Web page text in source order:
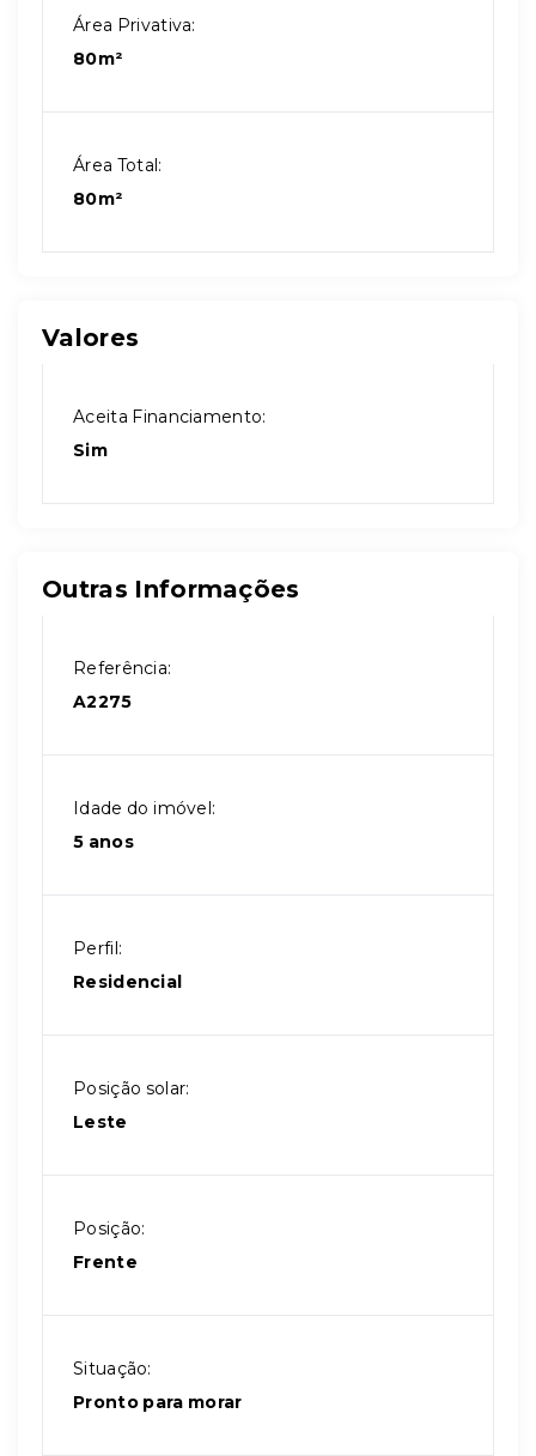
Área Privativa:
80m²
Área Total:
80m²
Valores
Aceita Financiamento:
Sim
Outras Informações
Referência:
A2275
Idade do imóvel:
5 anos
Perfil:
Residencial
Posição solar:
Leste
Posição:
Frente
Situação:
Pronto para morar